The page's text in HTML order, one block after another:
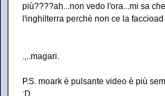
più????ah...non vedo l'ora...mi sa
l'inghilterra perchè non ce la
.,..magari.
P.S. moark è pulsante video è più
:D